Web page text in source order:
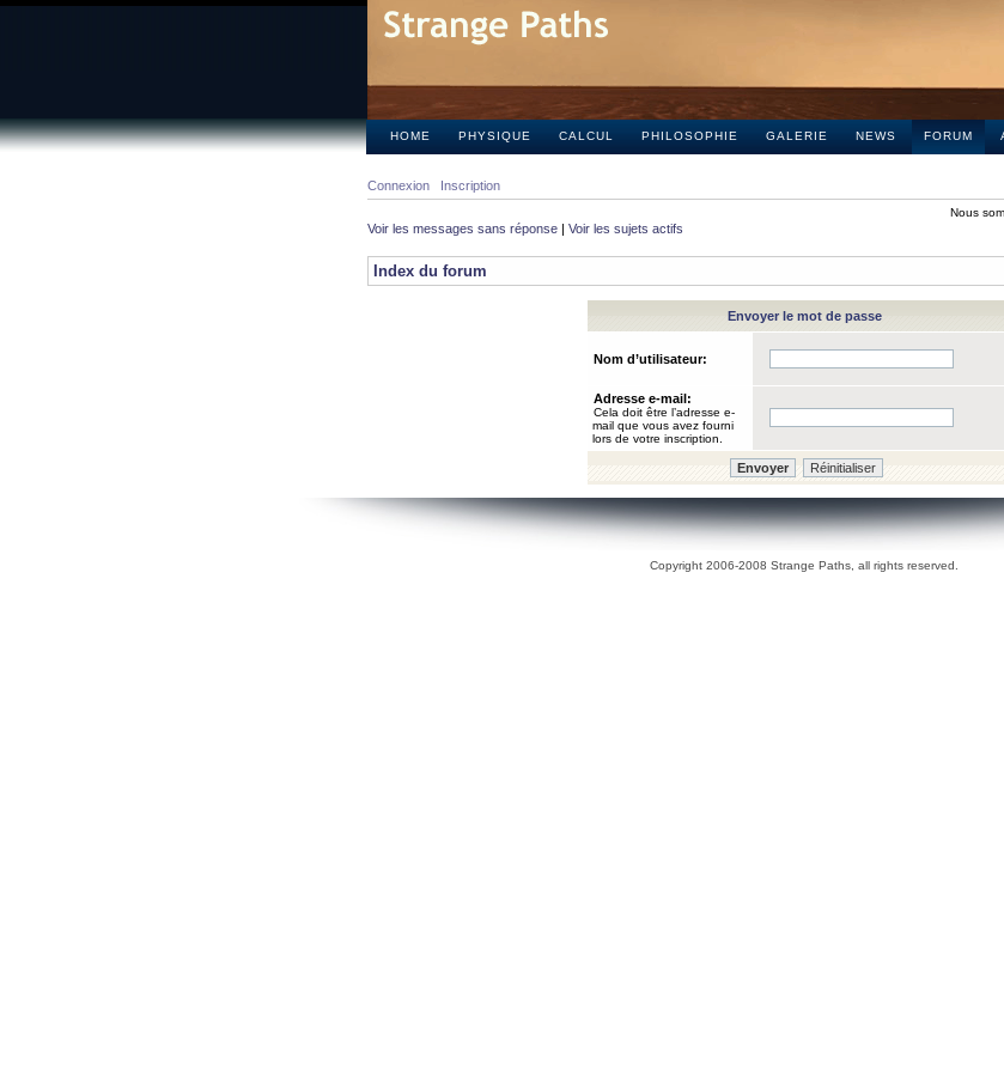
HOME PHYSIQUE CALCUL PHILOSOPHIE GALERIE NEWS FORUM
Connexion Inscription
Nous
Voir les messages sans réponse | Voir les sujets actifs
Index du forum
Envoyer le mot de passe
Nom d’utilisateur:
Adresse e-mail:
Cela doit être l’adresse e-
mail que vous avez fourni
lors de votre inscription.
Copyright 2006-2008 Strange Paths, all rights reserved.